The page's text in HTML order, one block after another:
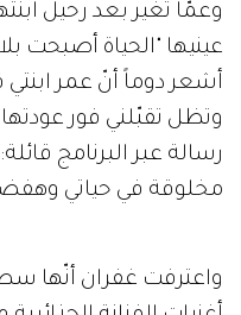
وعمّا تغير بعد رحيل
عينيها "الحياة أصبحت
أشعر دوماً أنّ عمر
وتظل تقبّلني فور
رسالة عبر البرنامج
مخلوقة في حياتي
واعترفت غفران أنّها